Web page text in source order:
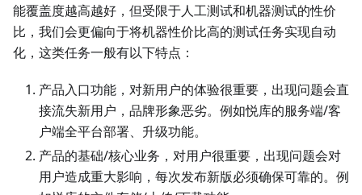
能覆盖度越高越好，但受限于人工测试和机器测试的性价
比，我们会更偏向于将机器性价比高的测试任务实现自动
化，这类任务一般有以下特点：
产品入口功能，对新用户的体验很重要，出现问题会直
接流失新用户，品牌形象恶劣。例如悦库的服务端/客
户端全平台部署、升级功能。
产品的基础/核心业务，对用户很重要，出现问题会对
用户造成重大影响，每次发布新版必须确保可靠的。例